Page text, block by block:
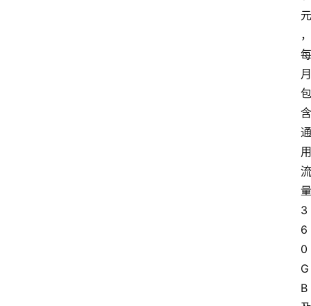
元
，
每
月
包
含
通
用
流
量
3
6
0
G
B